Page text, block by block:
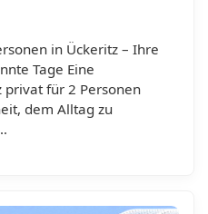
in Ückeritz – Ihre
Tage Eine
privat für 2 Personen
dem Alltag zu